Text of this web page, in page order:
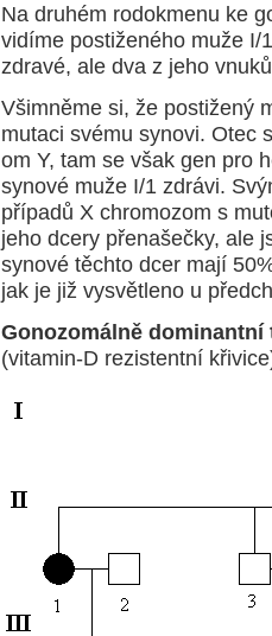
Na druhém rodokmenu ke
vidíme postiženého muže I/
zdravé, ale dva z jeho
Všimněme si, že postižený
mutaci svému synovi. Otec
om Y, tam se však gen pro
synové muže I/1 zdrávi.
případů X chromozom s
jeho dcery přenašečky, ale
synové těchto dcer mají
jak je již vysvětleno u
Gonozomálně
(vitamin-D rezistentní